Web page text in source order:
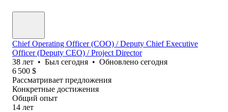
Chief Operating Officer (COO) / Deputy Chief Executive
Officer (Deputy CEO) / Project Director
38 лет • Был сегодня • Обновлено сегодня
6 500 $
Рассматривает предложения
Конкретные достижения
Общий опыт
14 лет